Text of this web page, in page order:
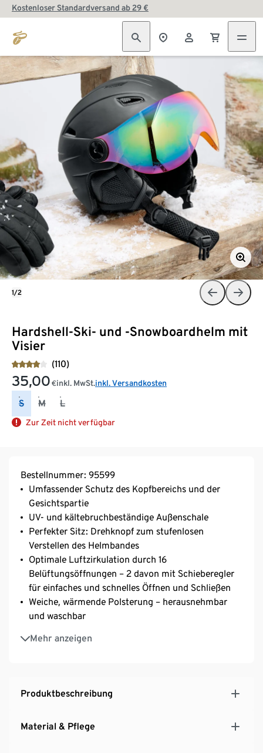
Kostenloser Standardversand ab 29 €
Hardshell-Ski- und -Snowboardhelm mit
Visier
(110)
35,00 €inkl. MwSt.inkl. Versandkosten
S M L
Zur Zeit nicht verfügbar
1/2
Bestellnummer: 95599
Umfassender Schutz des Kopfbereichs und der
Gesichtspartie
UV- und kältebruchbeständige Außenschale
Perfekter Sitz: Drehknopf zum stufenlosen
Verstellen des Helmbandes
Optimale Luftzirkulation durch 16
Belüftungsöffnungen – 2 davon mit Schieberegler
für einfaches und schnelles Öffnen und Schließen
Weiche, wärmende Polsterung – herausnehmbar
und waschbar
Mehr anzeigen
Verstellbarer, gepolsterter Kinnriemen mit
Klickverschluss
Filterkategorie S2 Sonnenschutzfilter für mittlere
Skibrillen-Halterung
Produktbeschreibung
Material & Pflege